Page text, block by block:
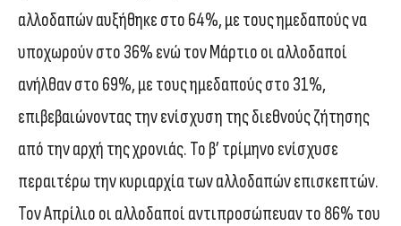
αλλοδαπών αυξήθηκε στο 64%, με τους ημεδαπούς να
υποχωρούν στο 36% ενώ τον Μάρτιο οι αλλοδαποί
ανήλθαν στο 69%, με τους ημεδαπούς στο 31%,
επιβεβαιώνοντας την ενίσχυση της διεθνούς ζήτησης
από την αρχή της χρονιάς. Το β’ τρίμηνο ενίσχυσε
περαιτέρω την κυριαρχία των αλλοδαπών επισκεπτών.
Τον Απρίλιο οι αλλοδαποί αντιπροσώπευαν το 86% του